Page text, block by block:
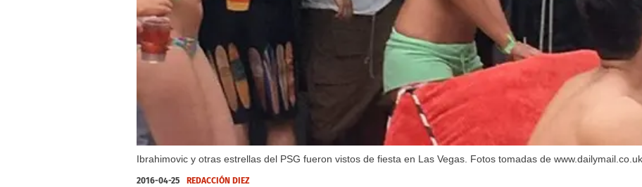
Ibrahimovic y otras estrellas del PSG fueron vistos de fiesta en Las Vegas. Fotos tomadas de www.dailymail.co.uk
2016-04-25 REDACCIÓN DIEZ